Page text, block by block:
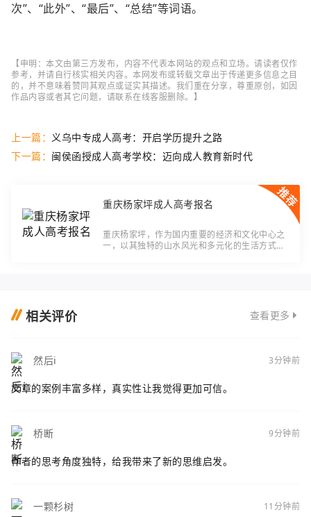
次”、“此外”、“最后”、“总结”等词语。
【申明：本文由第三方发布，内容不代表本网站的观点和立场。请读者仅作
参考，并请自行核实相关内容。本网发布或转载文章出于传递更多信息之目
的，并不意味着赞同其观点或证实其描述。我们重在分享，尊重原创，如因
作品内容或者其它问题，请联系在线客服删除。】
上一篇： 义乌中专成人高考：开启学历提升之路
下一篇： 闽侯函授成人高考学校：迈向成人教育新时代
重庆杨家坪成人高考报名
重庆杨家坪，作为国内重要的经济和文化中心之
一，以其独特的山水风光和多元化的生活方式而
相关评价 查看更多
然后i 3分钟前
文章的案例丰富多样，真实性让我觉得更加可信。
桥断 9分钟前
作者的思考角度独特，给我带来了新的思维启发。
一颗杉树 11分钟前